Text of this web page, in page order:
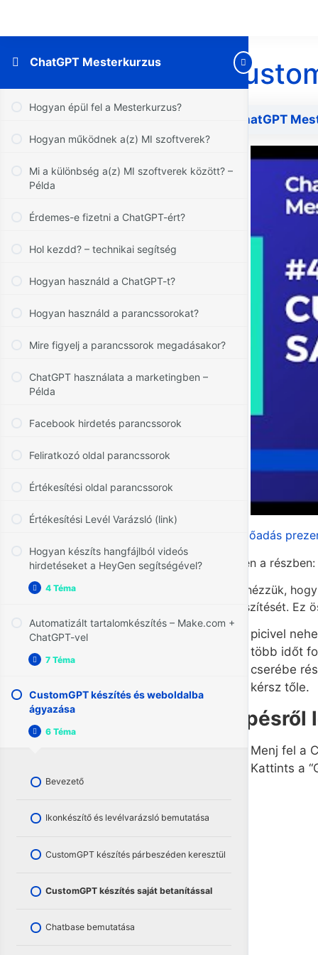
ChatGPT Mesterkurzus
Hogyan épül fel a Mesterkurzus?
Hogyan működnek a(z) MI szoftverek?
Mi a különbség a(z) MI szoftverek között? –
Példa
Érdemes-e fizetni a ChatGPT-ért?
Hol kezdd? – technikai segítség
Hogyan használd a ChatGPT-t?
Hogyan használd a parancssorokat?
Mire figyelj a parancssorok megadásakor?
ChatGPT használata a marketingben –
Példa
Facebook hirdetés parancssorok
Feliratkozó oldal parancssorok
Értékesítési oldal parancssorok
Értékesítési Levél Varázsló (link)
Hogyan készíts hangfájlból videós
hirdetéseket a HeyGen segítségével?
Kinyitás
Hogyan
videós
hirdetéseket
HeyGen
segítségével?
4 Téma
Bevezető
HeyGen oldal bemutatása
Automatizált tartalomkészítés – Make.com +
ChatGPT-vel
Kinyitás
Automatizált
Make.com
+
ChatGPT-
vel
7 Téma
Az előadás felépítése és folyamat
CustomGPT készítés és weboldalba
ágyazása
Becsukás
CustomGPT
ágyazása
6 Téma
Bevezető
Ikonkészítő és levélvarázsló bemutatása
CustomGPT készítés párbeszéden keresztül
CustomGPT készítés saját betanítással
Chatbase bemutatása
ChatGPT
Az előadás
Ebben a részben:
Megnézzük,
elkészítését. Ez
picivel
több időt
cserébe
kérsz tőle.
Menj fel a
Kattints a